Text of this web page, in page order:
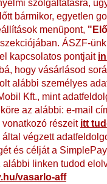
szolgáltatásra,
bármikor, egyetlen
menüpont,
szekciójában. ÁSZF-
kapcsolatos pontjait
hogy vásárlásod
alábbi személyes
Kft., mint
az alábbi: e-mail
részeit itt
végzett
és célját a
alábbi linken tudod
vasarlo-aff